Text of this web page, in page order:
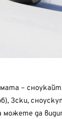
–
3ски,
можете да